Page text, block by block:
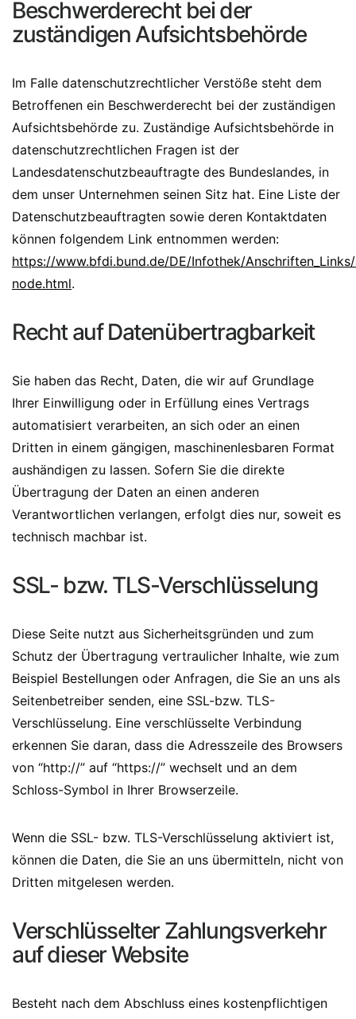
Beschwerderecht bei der
zuständigen Aufsichtsbehörde
Im Falle datenschutzrechtlicher Verstöße steht dem
Betroffenen ein Beschwerderecht bei der zuständigen
Aufsichtsbehörde zu. Zuständige Aufsichtsbehörde in
datenschutzrechtlichen Fragen ist der
Landesdatenschutzbeauftragte des Bundeslandes, in
dem unser Unternehmen seinen Sitz hat. Eine Liste der
Datenschutzbeauftragten sowie deren Kontaktdaten
können folgendem Link entnommen werden:
https://www.bfdi.bund.de/DE/Infothek/
node.html.
Recht auf Datenübertragbarkeit
Sie haben das Recht, Daten, die wir auf Grundlage
Ihrer Einwilligung oder in Erfüllung eines Vertrags
automatisiert verarbeiten, an sich oder an einen
Dritten in einem gängigen, maschinenlesbaren Format
aushändigen zu lassen. Sofern Sie die direkte
Übertragung der Daten an einen anderen
Verantwortlichen verlangen, erfolgt dies nur, soweit es
technisch machbar ist.
SSL- bzw. TLS-Verschlüsselung
Diese Seite nutzt aus Sicherheitsgründen und zum
Schutz der Übertragung vertraulicher Inhalte, wie zum
Beispiel Bestellungen oder Anfragen, die Sie an uns als
Seitenbetreiber senden, eine SSL-bzw. TLS-
Verschlüsselung. Eine verschlüsselte Verbindung
erkennen Sie daran, dass die Adresszeile des Browsers
von “http://” auf “https://” wechselt und an dem
Schloss-Symbol in Ihrer Browserzeile.
Wenn die SSL- bzw. TLS-Verschlüsselung aktiviert ist,
können die Daten, die Sie an uns übermitteln, nicht von
Dritten mitgelesen werden.
Verschlüsselter Zahlungsverkehr
auf dieser Website
Besteht nach dem Abschluss eines kostenpflichtigen